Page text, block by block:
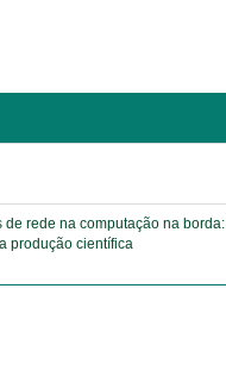
de rede na computação na borda:
produção científica